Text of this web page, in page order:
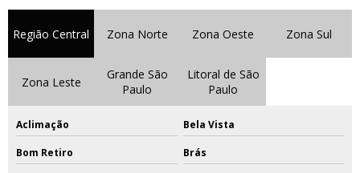
Região Central Zona Norte Zona Oeste Zona Sul
Zona Leste
Grande São
Paulo
Litoral de São
Paulo
Aclimação Bela Vista
Bom Retiro Brás